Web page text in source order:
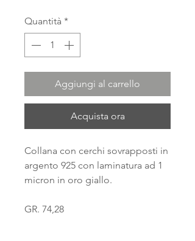
Quantità *
Aggiungi al carrello
Acquista ora
Collana con cerchi sovrapposti in
argento 925 con laminatura ad 1
micron in oro giallo.
GR. 74,28